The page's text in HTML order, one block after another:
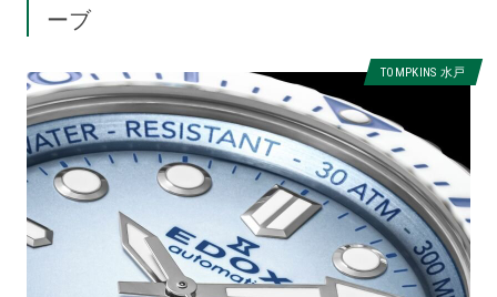
ーブ
TOMPKINS 水戸